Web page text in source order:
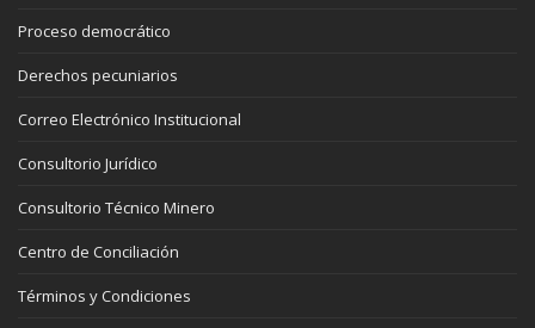
Proceso democrático
Derechos pecuniarios
Correo Electrónico Institucional
Consultorio Jurídico
Consultorio Técnico Minero
Centro de Conciliación
Términos y Condiciones